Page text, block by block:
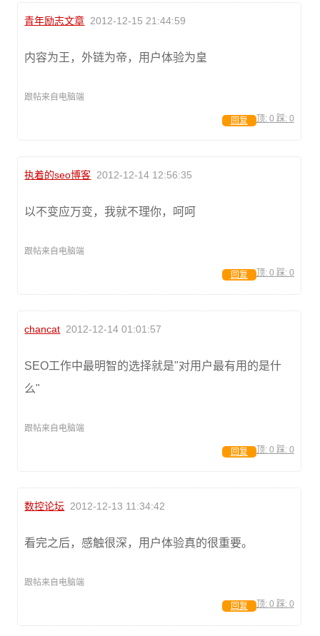
青年励志文章 2012-12-15 21:44:59
内容为王，外链为帝，用户体验为皇
跟帖来自电脑端
顶: 0 踩: 0
回复
执着的seo博客 2012-12-14 12:56:35
以不变应万变，我就不理你，呵呵
跟帖来自电脑端
顶: 0 踩: 0
回复
chancat 2012-12-14 01:01:57
SEO工作中最明智的选择就是"对用户最有用的是什
么"
跟帖来自电脑端
顶: 0 踩: 0
回复
数控论坛 2012-12-13 11:34:42
看完之后，感触很深，用户体验真的很重要。
跟帖来自电脑端
顶: 0 踩: 0
回复